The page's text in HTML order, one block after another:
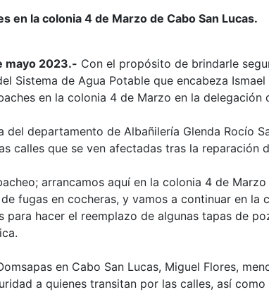
en la colonia 4 de Marzo de Cabo San Lucas.
mayo 2023.- Con el propósito de brindarle
Sistema de Agua Potable que encabeza
en la colonia 4 de Marzo en la delegación
del departamento de Albañilería Glenda Rocío
calles que se ven afectadas tras la reparación
arrancamos aquí en la colonia 4 de
fugas en cocheras, y vamos a continuar en la
para hacer el reemplazo de algunas tapas de
en Cabo San Lucas, Miguel Flores,
a quienes transitan por las calles, así